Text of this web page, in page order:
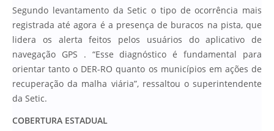
Segundo levantamento da Setic o tipo de ocorrência mais
registrada até agora é a presença de buracos na pista, que
lidera os alerta feitos pelos usuários do aplicativo de
navegação GPS . “Esse diagnóstico é fundamental para
orientar tanto o DER-RO quanto os municípios em ações de
recuperação da malha viária”, ressaltou o superintendente
da Setic.
COBERTURA ESTADUAL